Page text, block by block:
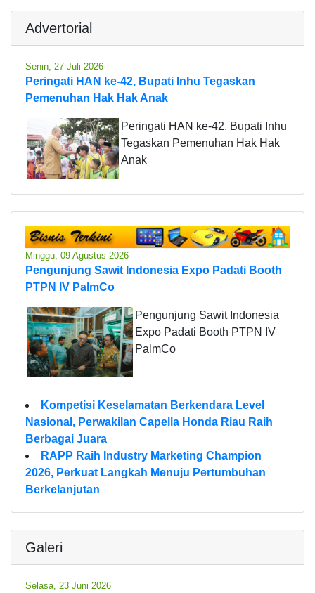
Advertorial
Senin, 27 Juli 2026
Peringati HAN ke-42, Bupati Inhu Tegaskan
Pemenuhan Hak Hak Anak
Peringati HAN ke-42, Bupati Inhu
Tegaskan Pemenuhan Hak Hak
Anak
Minggu, 09 Agustus 2026
Pengunjung Sawit Indonesia Expo Padati Booth
PTPN IV PalmCo
Pengunjung Sawit Indonesia
Expo Padati Booth PTPN IV
PalmCo
Kompetisi Keselamatan Berkendara Level
Nasional, Perwakilan Capella Honda Riau Raih
Berbagai Juara
RAPP Raih Industry Marketing Champion
2026, Perkuat Langkah Menuju Pertumbuhan
Berkelanjutan
Galeri
Selasa, 23 Juni 2026